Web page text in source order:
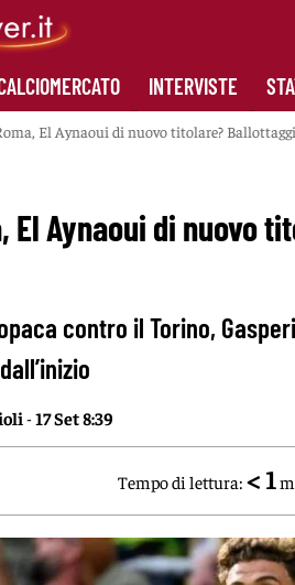
INTERVISTE
El Aynaoui di nuovo titolare?
El Aynaoui di nuovo
contro il Torino,
-17 Set 8:39
Tempo di lettura: < 1